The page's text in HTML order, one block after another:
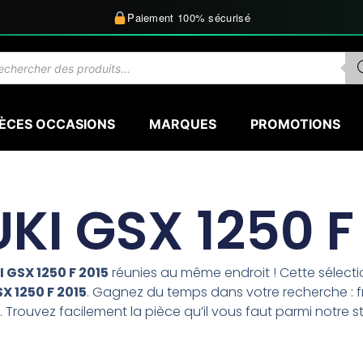
Paiement 100% sécurisé
OCCASIONS MARQUES PROMOTIONS
GSX 1250
GSX 1250 F 2015 réunies au même endroit ! Cette
1250 F 2015. Gagnez du temps dans votre recherche :
Trouvez facilement la pièce qu’il vous faut parmi notre